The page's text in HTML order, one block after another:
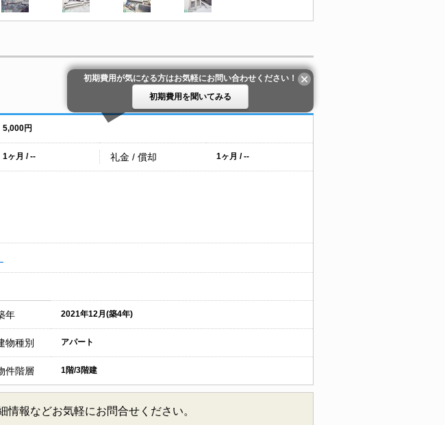
初期費用が気になる方はお気軽にお問い合わせください！
初期費用を聞いてみる
5,000円
1ヶ月 / -- 礼金 / 償却 1ヶ月 / --
年 2021年12月(築4年)
物種別 アパート
件階層 1階/3階建
報などお気軽にお問合せください。